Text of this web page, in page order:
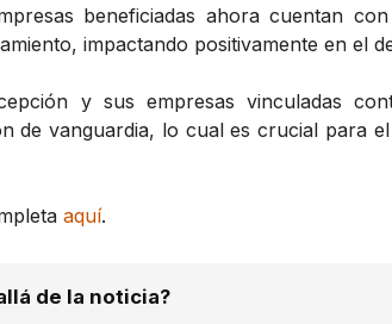
beneficiadas ahora cuentan
impactando positivamente en el
y sus empresas vinculadas
de vanguardia, lo cual es crucial para
aquí.
de la noticia?